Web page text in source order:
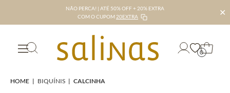
NÃO PERCA! | ATÉ 50% OFF + 20% EXTRA
COM O CUPOM 20EXTRA ✕
0
HOME | BIQUÍNIS | CALCINHA